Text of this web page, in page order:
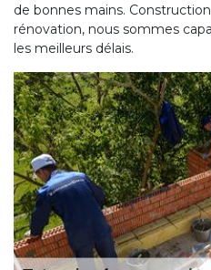
de bonnes mains.
rénovation, nous sommes
les meilleurs délais.